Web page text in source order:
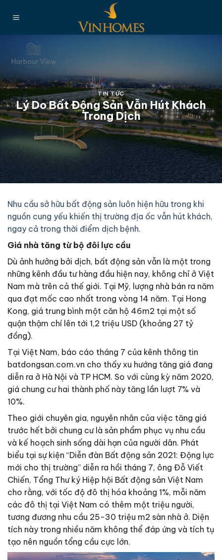
đến
TIN TỨC
Lý Do Bất Động Sản Vẫn Hút Khách
Trong Dịch
Nhu cầu sở hữu bất động sản luôn hiện hữu trong khi
nguồn cung yếu khiến thị trường địa ốc vẫn hút khách,
ngay cả trong thời điểm dịch bệnh.
Giá nhà tăng từ bộ đôi lực cầu
Dù ảnh hưởng bởi dịch, bất động sản vẫn là một trong
những kênh đầu tư hàng đầu hiện nay, không chỉ ở Việt
Nam mà trên cả thế giới. Tại Mỹ, lượng nhà bán ra năm
qua đạt mốc cao nhất trong vòng 14 năm. Tại Hong
Kong, giá trung bình một căn hộ 46m2 tại một số
quận thậm chí lên tới 1,2 triệu USD (khoảng 27 tỷ
đồng).
Tại Việt Nam, báo cáo tháng 7 của kênh thông tin
batdongsan.com.vn cho thấy xu hướng tăng giá đang
diễn ra ở Hà Nội và TP HCM. So với cùng kỳ năm 2020,
giá chung cư hai thành phố này tăng lần lượt 7% và
10%.
Theo giới chuyên gia, nguyên nhân của việc tăng giá
trước hết bởi chung cư là sản phẩm phục vụ nhu cầu
và kế hoạch sinh sống dài hạn của người dân. Phát
biểu tại sự kiện “Diễn đàn Bất động sản 2021: Động lực
mới cho thị trường” diễn ra hồi tháng 7, ông Đỗ Viết
Chiến, Tổng Thư ký Hiệp hội Bất động sản Việt Nam
cho rằng, với tốc độ đô thị hóa khoảng 1%, mỗi năm
các đô thị tại Việt Nam có thêm một triệu người,
tương đương nhu cầu 25-30 triệu m2 sàn nhà ở. Diện
tích này trong nhiều năm không thể đáp ứng và tích tụ
tạo nên nguồn tổng cầu cực lớn.